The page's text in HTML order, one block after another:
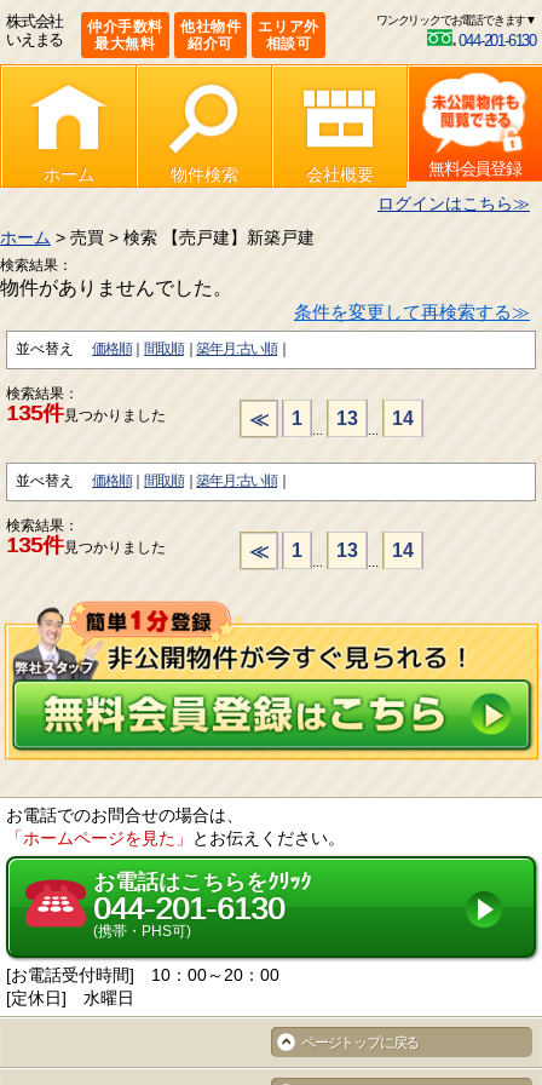
株式会社
いえまる
仲介手数料
最大無料
他社物件
紹介可
エリア外
相談可
ワンクリックでお電話できます▼
044-201-6130
ホーム 物件検索 会社概要
無料会員登録
ログインはこちら≫
ホーム > 売買 > 検索 【売戸建】新築戸建
検索結果：
物件がありませんでした。
条件を変更して再検索する≫
並べ替え 価格順 間取順 築年月:古い順
検索結果：
135件見つかりました ≪ 1
...
13
...
14
並べ替え 価格順 間取順 築年月:古い順
検索結果：
135件見つかりました ≪ 1
...
13
...
14
お電話でのお問合せの場合は、
「ホームページを見た」
とお伝えください。
お電話はこちらをｸﾘｯｸ
044-201-6130
(携帯・PHS可)
[お電話受付時間] 10：00～20：00
[定休日] 水曜日
ページトップに戻る